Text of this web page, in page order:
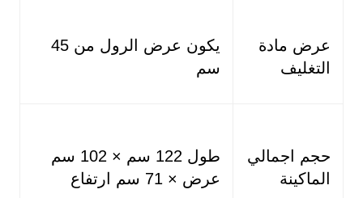
عرض مادة
التغليف
يكون عرض الرول من 45
سم
حجم اجمالي
الماكينة
طول 122 سم × 102 سم
عرض × 71 سم ارتفاع